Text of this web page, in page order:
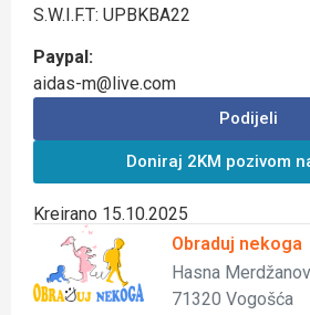
S.W.I.F.T: UPBKBA22
Paypal:
aidas-m@live.com
Podijeli
Doniraj 2KM pozivom
Kreirano 15.10.2025
Obraduj nekoga
Hasna
71320 Vogošća